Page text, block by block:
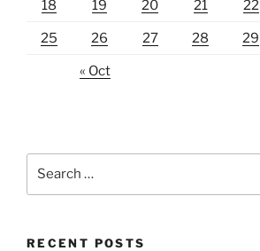
18 19 20 21 22
25 26 27 28 29
« Oct
RECENT POSTS